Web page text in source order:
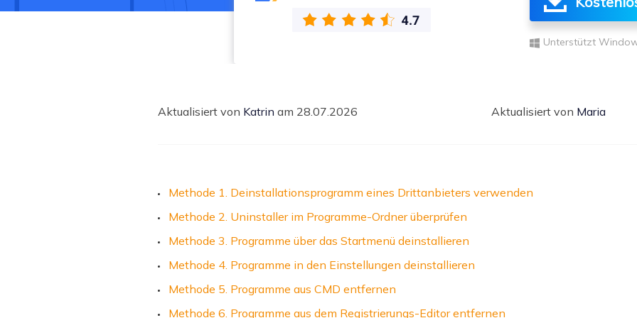
MS SQL-Datenbank wiederherstellen
Intelligente
MSP Service
Unterstützt
Aktualisiert von Katrin am 28.07.2026 Aktualisiert von Maria
Methode 1. Deinstallationsprogramm eines Drittanbieters verwenden
Methode 2. Uninstaller im Programme-Ordner überprüfen
Methode 3. Programme über das Startmenü deinstallieren
Methode 4. Programme in den Einstellungen deinstallieren
Methode 5. Programme aus CMD entfernen
Methode 6. Programme aus dem Registrierungs-Editor entfernen